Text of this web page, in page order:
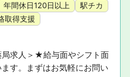
年間休日120日以上
駅チカ
取得支援
求人＞★給与面やシフト面
す。まずはお気軽にお問い